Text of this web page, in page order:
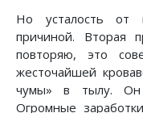
Но усталость от
причиной. Вторая
повторяю, это
жесточайшей
чумы» в тылу. Он
Огромные